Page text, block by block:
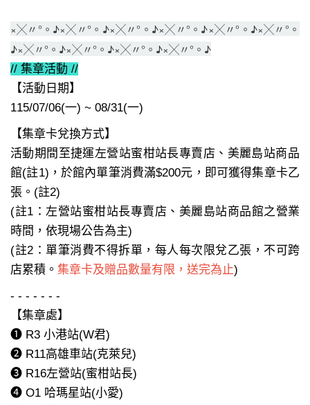
×╳〃°。♪×╳〃°。♪×╳〃°。♪×╳〃°。♪×╳〃°。♪×╳〃°。
♪×╳〃°。♪×╳〃°。♪×╳〃°。♪×╳〃°。♪
// 集章活動 //
【活動日期】
115/07/06(一) ~ 08/31(一)
【集章卡兌換方式】
活動期間至捷運左營站蜜柑站長專賣店、美麗島站商品
館(註1)，於館內單筆消費滿$200元，即可獲得集章卡乙
張。 (註2)
(註1：左營站蜜柑站長專賣店、美麗島站商品館之營業
時間，依現場公告為主)
(註2：單筆消費不得拆單，每人每次限兌乙張，不可跨
店累積。 集章卡及贈品數量有限，送完為止)
- - - - - - -
【集章處】
➊ R3 小港站(W君)
➋ R11高雄車站(克萊兒)
➌ R16左營站(蜜柑站長)
➍ O1 哈瑪星站(小愛)